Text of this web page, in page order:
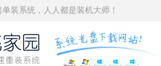
装系统，人人都是装机大师！